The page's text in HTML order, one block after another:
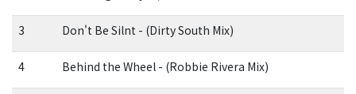
3 Don't Be Silnt - (Dirty South Mix)
4 Behind the Wheel - (Robbie Rivera Mix)